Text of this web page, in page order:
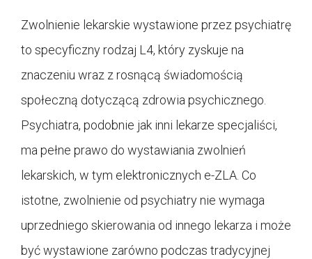
Zwolnienie lekarskie wystawione przez psychiatrę
to specyficzny rodzaj L4, który zyskuje na
znaczeniu wraz z rosnącą świadomością
społeczną dotyczącą zdrowia psychicznego.
Psychiatra, podobnie jak inni lekarze specjaliści,
ma pełne prawo do wystawiania zwolnień
lekarskich, w tym elektronicznych e-ZLA. Co
istotne, zwolnienie od psychiatry nie wymaga
uprzedniego skierowania od innego lekarza i może
być wystawione zarówno podczas tradycyjnej